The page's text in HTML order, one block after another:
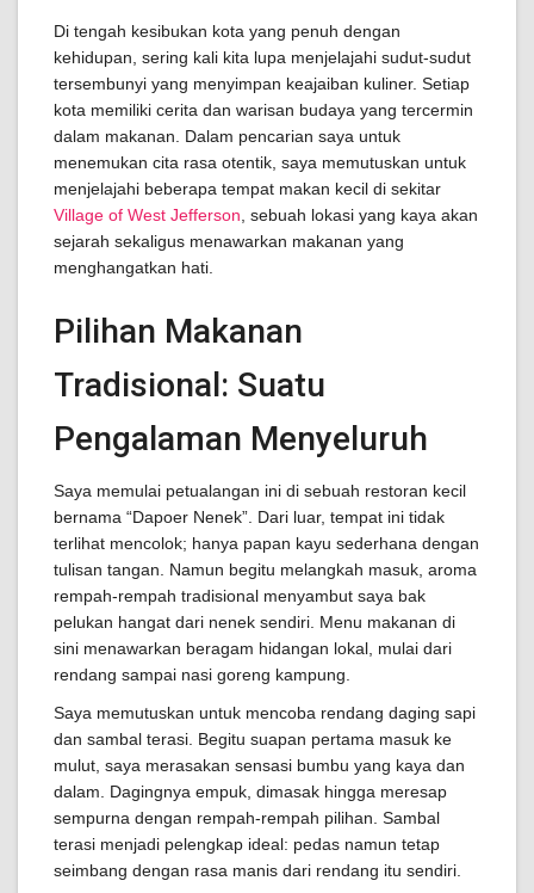
Di tengah kesibukan kota yang penuh dengan
kehidupan, sering kali kita lupa menjelajahi sudut-sudut
tersembunyi yang menyimpan keajaiban kuliner. Setiap
kota memiliki cerita dan warisan budaya yang tercermin
dalam makanan. Dalam pencarian saya untuk
menemukan cita rasa otentik, saya memutuskan untuk
menjelajahi beberapa tempat makan kecil di sekitar
Village of West Jefferson , sebuah lokasi yang kaya akan
sejarah sekaligus menawarkan makanan yang
menghangatkan hati.
Pilihan Makanan
Tradisional: Suatu
Pengalaman Menyeluruh
Saya memulai petualangan ini di sebuah restoran kecil
bernama “Dapoer Nenek”. Dari luar, tempat ini tidak
terlihat mencolok; hanya papan kayu sederhana dengan
tulisan tangan. Namun begitu melangkah masuk, aroma
rempah-rempah tradisional menyambut saya bak
pelukan hangat dari nenek sendiri. Menu makanan di
sini menawarkan beragam hidangan lokal, mulai dari
rendang sampai nasi goreng kampung.
Saya memutuskan untuk mencoba rendang daging sapi
dan sambal terasi. Begitu suapan pertama masuk ke
mulut, saya merasakan sensasi bumbu yang kaya dan
dalam. Dagingnya empuk, dimasak hingga meresap
sempurna dengan rempah-rempah pilihan. Sambal
terasi menjadi pelengkap ideal: pedas namun tetap
seimbang dengan rasa manis dari rendang itu sendiri.